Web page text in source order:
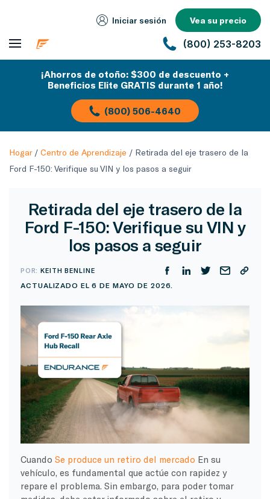
Iniciar sesión Vea su precio
(800) 253-8203
¡Ahorros de otoño: $300 de descuento +
Beneficios Elite GRATIS durante 1 año!
(800) 506-4640
Hogar/ Centro de Aprendizaje / Retirada del eje trasero de la
Ford F-150: Verifique su VIN y los pasos a seguir
Retirada del eje trasero de la
Ford F-150: Verifique su VIN y
los pasos a seguir
POR:KEITH BENLINE
ACTUALIZADO EL 6 DE MAYO DE 2026.
Cuando Se produce un retiro del mercado En su
vehículo, es fundamental que actúe con rapidez y
repare el problema. Sin embargo, para poder tomar